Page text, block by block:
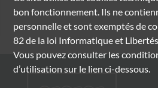
bon fonctionnement. Ils ne
personnelle et sont exemptés de
82 de la loi Informatique et
Vous pouvez consulter les
d’utilisation sur le lien ci-dessous.